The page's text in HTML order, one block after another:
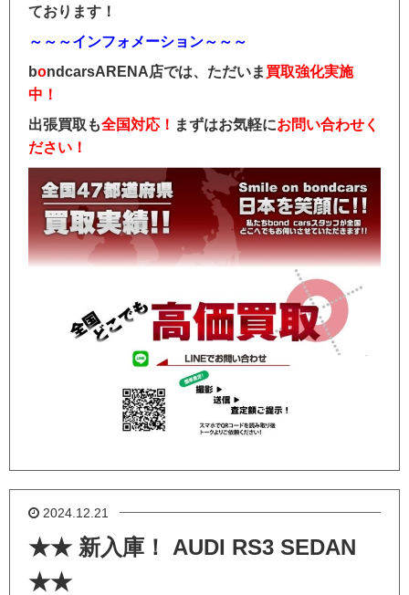
ております！
～～～インフォメーション～～～
bondcarsARENA店では、ただいま 買取強化実施
中！
出張買取も全国対応！ まずはお気軽にお問い合わせく
ださい！
2024.12.21
★★ 新入庫！ AUDI RS3 SEDAN
★★